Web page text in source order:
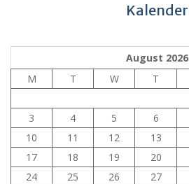
Kalender
August 2026
M
T W T
3
4 5 6
10
11 12 13
17
18 19 20
24
25 26 27